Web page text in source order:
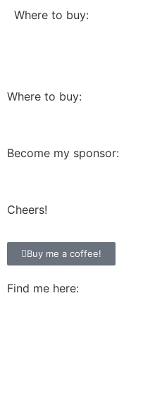
Where to buy:
Where to buy:
Become my sponsor:
Cheers!
Buy me a coffee!
Find me here: